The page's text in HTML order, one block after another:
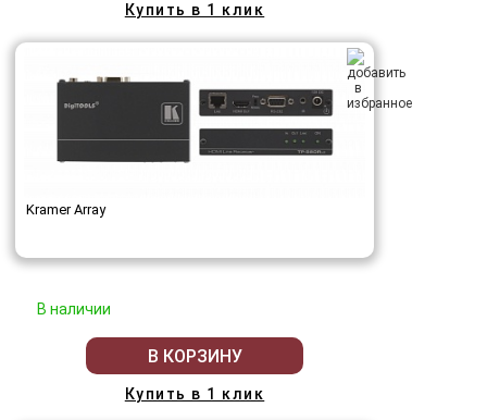
Купить в 1 клик
Kramer Array
В наличии
В КОРЗИНУ
Купить в 1 клик